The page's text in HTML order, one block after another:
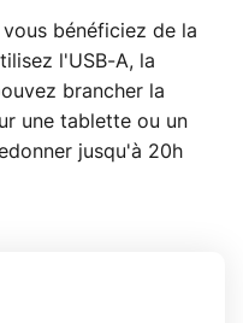
bénéficiez de la
l'USB-A, la
brancher la
une tablette ou un
jusqu'à 20h